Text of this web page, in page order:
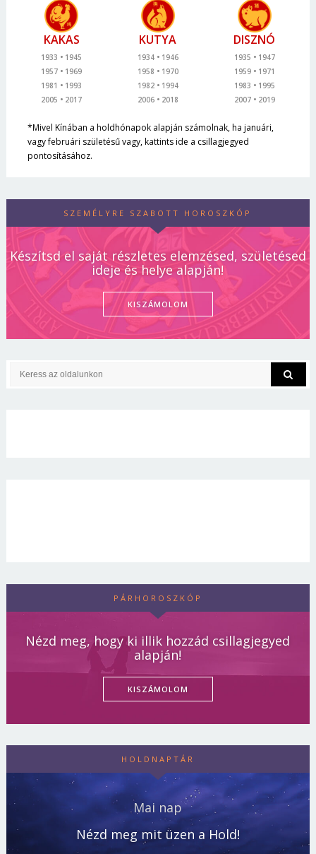
KAKAS
1933
1945
1957
1969
1981
1993
2005
2017
KUTYA
1934
1946
1958
1970
1982
1994
2006
2018
DISZNÓ
1935
1947
1959
1971
1983
1995
2007
2019
*Mivel Kínában a holdhónapok alapján számolnak, ha januári,
vagy februári születésű vagy, kattints ide a csillagjegyed
pontosításához.
SZEMÉLYRE SZABOTT HOROSZKÓP
Készítsd el saját részletes elemzésed, születésed
ideje és helye alapján!
KISZÁMOLOM
PÁRHOROSZKÓP
Nézd meg, hogy ki illik hozzád csillagjegyed
alapján!
KISZÁMOLOM
HOLDNAPTÁR
Mai nap
Nézd meg mit üzen a Hold!